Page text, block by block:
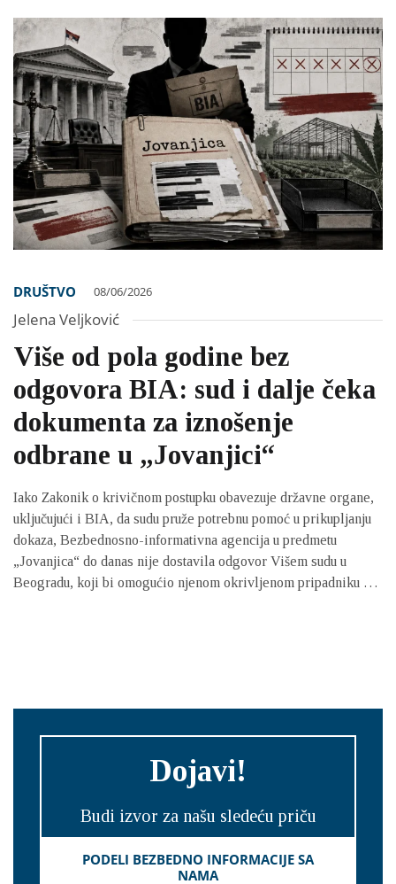
DRUŠTVO 08/06/2026
Jelena Veljković
Više od pola godine bez
odgovora BIA: sud i dalje čeka
dokumenta za iznošenje
odbrane u „Jovanjici“
Iako Zakonik o krivičnom postupku obavezuje državne organe,
uključujući i BIA, da sudu pruže potrebnu pomoć u prikupljanju
dokaza, Bezbednosno-informativna agencija u predmetu
„Jovanjica“ do danas nije dostavila odgovor Višem sudu u
Beogradu, koji bi omogućio njenom okrivljenom pripadniku da
Dojavi!
Budi izvor za našu sledeću priču
PODELI BEZBEDNO INFORMACIJE SA
NAMA